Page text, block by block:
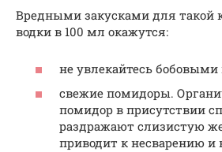
Вредными закусками для такой
водки в 100 мл окажутся:
не увлекайтесь
свежие помидоры.
помидор в присутствии
раздражают слизистую
приводит к несварению и